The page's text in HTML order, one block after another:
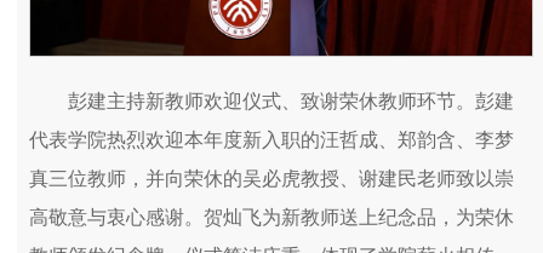
彭建主持新教师欢迎仪式、致谢荣休教师环节。彭建
代表学院热烈欢迎本年度新入职的汪哲成、郑韵含、李梦
真三位教师，并向荣休的吴必虎教授、谢建民老师致以崇
高敬意与衷心感谢。贺灿飞为新教师送上纪念品，为荣休